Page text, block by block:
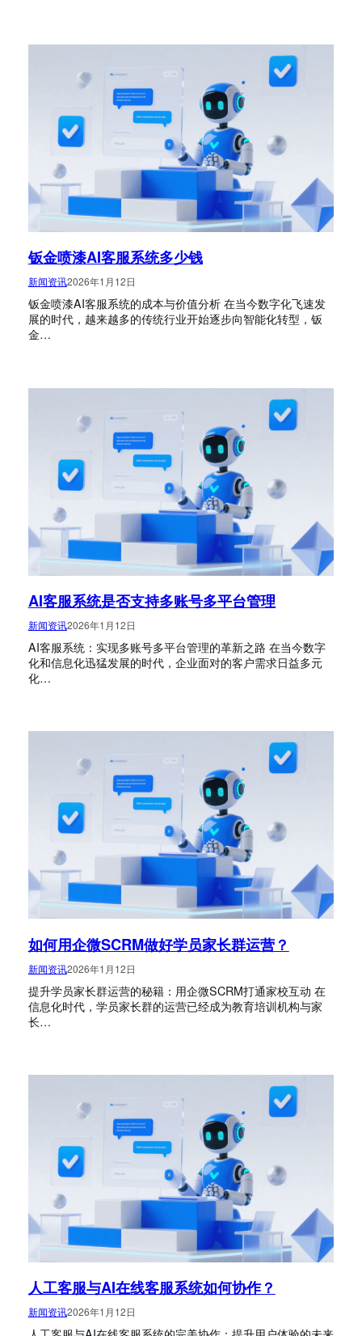
钣金喷漆AI客服系统多少钱
新闻资讯2026年1月12日
钣金喷漆AI客服系统的成本与价值分析 在当今数字化飞速发
展的时代，越来越多的传统行业开始逐步向智能化转型，钣
金…
AI客服系统是否支持多账号多平台管理
新闻资讯2026年1月12日
AI客服系统：实现多账号多平台管理的革新之路 在当今数字
化和信息化迅猛发展的时代，企业面对的客户需求日益多元
化…
如何用企微SCRM做好学员家长群运营？
新闻资讯2026年1月12日
提升学员家长群运营的秘籍：用企微SCRM打通家校互动 在
信息化时代，学员家长群的运营已经成为教育培训机构与家
长…
人工客服与AI在线客服系统如何协作？
新闻资讯2026年1月12日